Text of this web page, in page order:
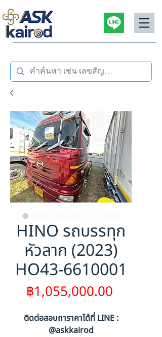
HINO รถบรรทุก
หัวลาก (2023)
HO43-6610001
฿1,055,000.00
ติดต่อสอบถาราคาได้ที่ LINE :
@askkairod